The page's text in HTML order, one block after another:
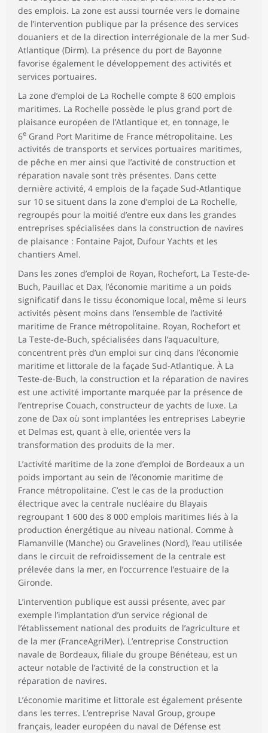
des emplois. La zone est aussi tournée vers le domaine
de l’intervention publique par la présence des services
douaniers et de la direction interrégionale de la mer Sud-
Atlantique (Dirm). La présence du port de Bayonne
favorise également le développement des activités et
services portuaires.
La zone d’emploi de La Rochelle compte 8 600 emplois
maritimes. La Rochelle possède le plus grand port de
plaisance européen de l’Atlantique et, en tonnage, le
6e Grand Port Maritime de France métropolitaine. Les
activités de transports et services portuaires maritimes,
de pêche en mer ainsi que l’activité de construction et
réparation navale sont très présentes. Dans cette
dernière activité, 4 emplois de la façade Sud-Atlantique
sur 10 se situent dans la zone d’emploi de La Rochelle,
regroupés pour la moitié d’entre eux dans les grandes
entreprises spécialisées dans la construction de navires
de plaisance : Fontaine Pajot, Dufour Yachts et les
chantiers Amel.
Dans les zones d’emploi de Royan, Rochefort, La Teste-de-
Buch, Pauillac et Dax, l’économie maritime a un poids
significatif dans le tissu économique local, même si leurs
activités pèsent moins dans l’ensemble de l’activité
maritime de France métropolitaine. Royan, Rochefort et
La Teste-de-Buch, spécialisées dans l’aquaculture,
concentrent près d’un emploi sur cinq dans l’économie
maritime et littorale de la façade Sud-Atlantique. À La
Teste-de-Buch, la construction et la réparation de navires
est une activité importante marquée par la présence de
l’entreprise Couach, constructeur de yachts de luxe. La
zone de Dax où sont implantées les entreprises Labeyrie
et Delmas est, quant à elle, orientée vers la
transformation des produits de la mer.
L’activité maritime de la zone d’emploi de Bordeaux a un
poids important au sein de l’économie maritime de
France métropolitaine. C’est le cas de la production
électrique avec la centrale nucléaire du Blayais
regroupant 1 600 des 8 000 emplois maritimes liés à la
production énergétique au niveau national. Comme à
Flamanville (Manche) ou Gravelines (Nord), l’eau utilisée
dans le circuit de refroidissement de la centrale est
prélevée dans la mer, en l’occurrence l’estuaire de la
Gironde.
L’intervention publique est aussi présente, avec par
exemple l’implantation d’un service régional de
l’établissement national des produits de l’agriculture et
de la mer (FranceAgriMer). L’entreprise Construction
navale de Bordeaux, filiale du groupe Bénéteau, est un
acteur notable de l’activité de la construction et la
réparation de navires.
L’économie maritime et littorale est également présente
dans les terres. L’entreprise Naval Group, groupe
français, leader européen du naval de Défense est